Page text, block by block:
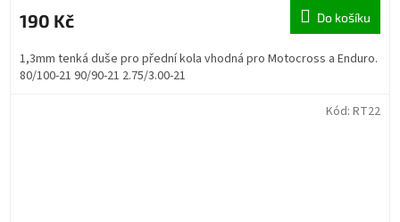
190 Kč Do košíku
1,3mm tenká duše pro přední kola vhodná pro Motocross a Enduro.
80/100-21 90/90-21 2.75/3.00-21
Kód: RT22